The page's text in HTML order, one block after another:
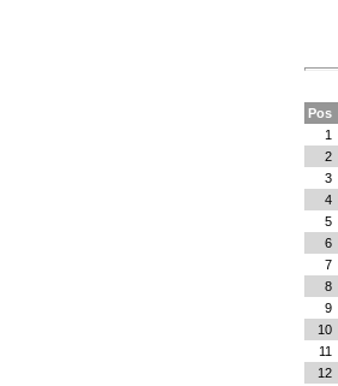
Pos
1
2
3
4
5
6
7
8
9
10
11
12